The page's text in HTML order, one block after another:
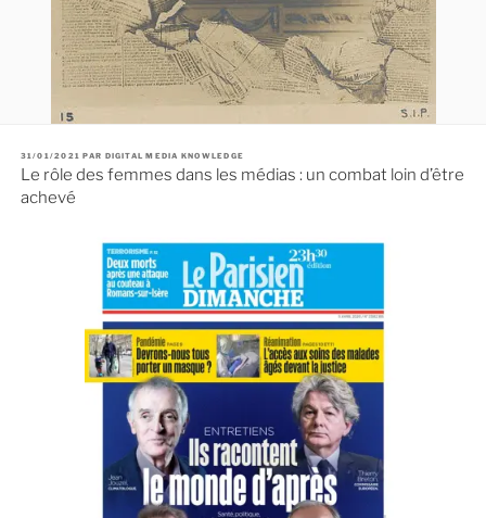
P
U
B
I
31/01/2021 PAR DIGITAL MEDIA KNOWLEDGE
Le rôle des femmes dans les médias : un combat loin d’être
achevé